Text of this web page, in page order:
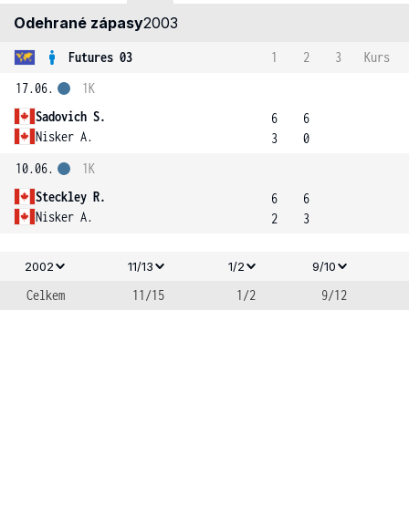
Odehrané zápasy2003
Futures 03 1 2 3
Kurs
17.06.
Sadovich S.
Nisker A.
1K
6
3
6
0
10.06.
Steckley R.
Nisker A.
1K
6
2
6
3
2002 11/13 1/2 9/10
Celkem 11/15 1/2 9/12